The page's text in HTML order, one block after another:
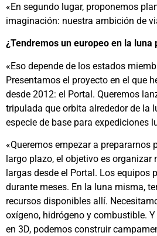
«En segundo lugar, proponemos
imaginación: nuestra ambición de
¿Tendremos un europeo en la luna
«Eso depende de los estados
Presentamos el proyecto en el que
desde 2012: el Portal. Queremos
tripulada que orbita alrededor de la
especie de base para expediciones
«Queremos empezar a prepararnos
largo plazo, el objetivo es organizar
largas desde el Portal. Los equipos
durante meses. En la luna misma,
recursos disponibles allí.
oxígeno, hidrógeno y combustible.
en 3D, podemos construir